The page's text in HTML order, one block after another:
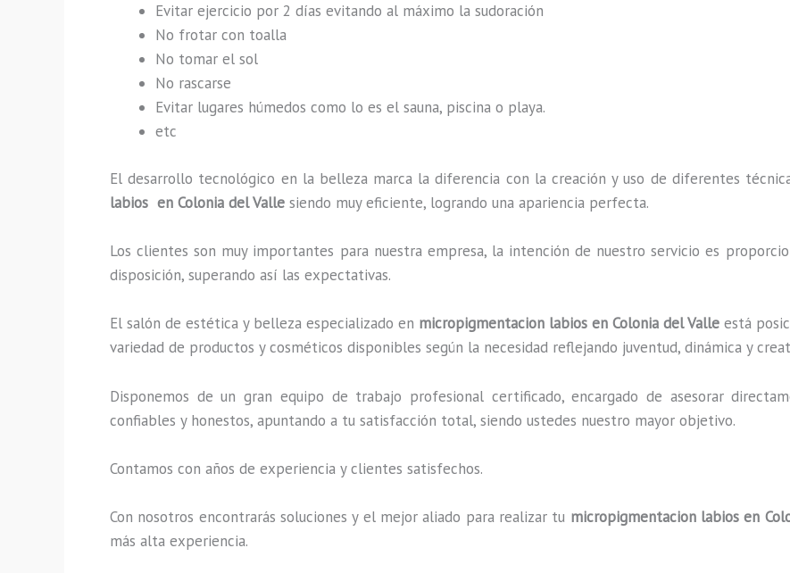
Evitar ejercicio por 2 días evitando al máximo la sudoración
No frotar con toalla
No tomar el sol
No rascarse
Evitar lugares húmedos como lo es el sauna, piscina o playa.
etc
El desarrollo tecnológico en la belleza marca la diferencia con la creación y uso de diferentes
labios en Colonia del Valle siendo muy eficiente, logrando una apariencia perfecta.
Los clientes son muy importantes para nuestra empresa, la intención de nuestro servicio es
disposición, superando así las expectativas.
El salón de estética y belleza especializado en micropigmentacion labios en Colonia del Valle está
variedad de productos y cosméticos disponibles según la necesidad reflejando juventud, dinámica y
Disponemos de un gran equipo de trabajo profesional certificado, encargado de asesorar
confiables y honestos, apuntando a tu satisfacción total, siendo ustedes nuestro mayor objetivo.
Contamos con años de experiencia y clientes satisfechos.
Con nosotros encontrarás soluciones y el mejor aliado para realizar tu micropigmentacion labios en
más alta experiencia.